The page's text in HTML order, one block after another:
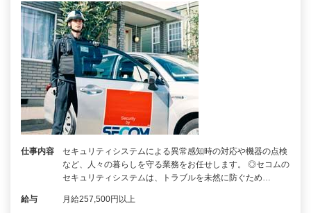
仕事内容
セキュリティシステムによる異常感知時の対応や機器の点検
など、人々の暮らしを守る業務をお任せします。 ◎セコムの
セキュリティシステムは、トラブルを未然に防ぐため…
給与 月給257,500円以上